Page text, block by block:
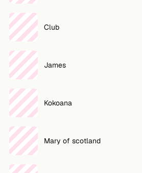
VOLG
Twitter
Facebook
RSS
Cocktail app
Club
James
Kokoana
Mary of scotland